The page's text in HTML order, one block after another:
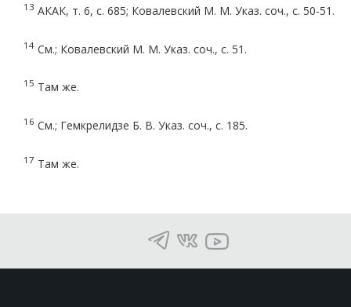
13 АКАК, т. 6, с. 685; Ковалевский М. М. Указ. соч., с. 50-51.
14 См.; Ковалевский М. М. Указ. соч., с. 51.
15 Там же.
16 См.; Гемкрелидзе Б. В. Указ. соч., с. 185.
17 Там же.